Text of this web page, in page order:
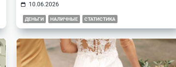
10.06.2026
ДЕНЬГИ НАЛИЧНЫЕ СТАТИСТИКА